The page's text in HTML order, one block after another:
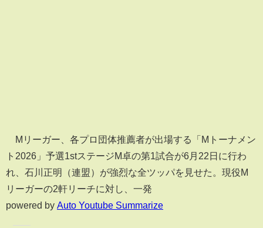
Mリーガー、各プロ団体推薦者が出場する「Mトーナメン
ト2026」予選1stステージM卓の第1試合が6月22日に行わ
れ、石川正明（連盟）が強烈な全ツッパを見せた。現役M
リーガーの2軒リーチに対し、一発
powered by Auto Youtube Summarize